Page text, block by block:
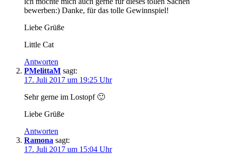
bewerben:) Danke, für das tolle Gewinnspiel!
Liebe Grüße
Little Cat
Antworten
PMelittaM sagt:
17. Juli 2017 um 19:25 Uhr
Sehr gerne im Lostopf 🙂
Liebe Grüße
Antworten
Ramona sagt:
17. Juli 2017 um 15:04 Uhr